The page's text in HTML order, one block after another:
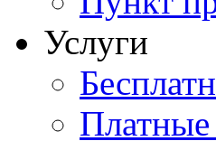
Услуги
Платные